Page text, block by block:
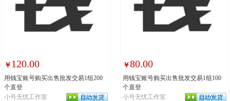
￥ 120.00
用钱宝账号购买出售批发交易1组200
个直登
小号无忧工作室
￥80.00
用钱宝账号购买出售批发交易1组100
个直登
小号无忧工作室